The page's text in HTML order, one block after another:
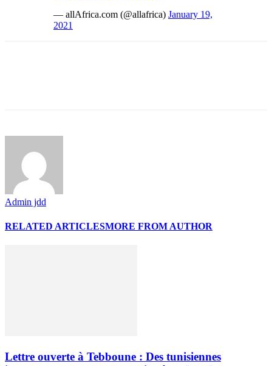
— allAfrica.com (@allafrica) January 19,
2021
Admin jdd
RELATED ARTICLESMORE FROM AUTHOR
Lettre ouverte à Tebboune : Des tunisiennes